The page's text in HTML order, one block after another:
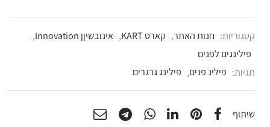
קטגוריות: חנות האתר, קארט KART , אינובשיןן Innovation
,
פילינגים לפנים
תגיות: פילינ פנים, פילינג גרגרים
שיתוף